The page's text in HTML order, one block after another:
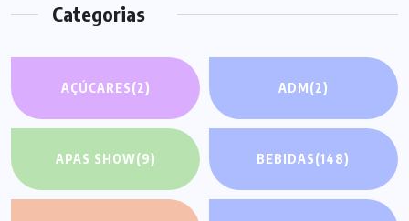
Categorias
AÇÚCARES(2) ADM (2)
APAS SHOW(9) BEBIDAS(148)